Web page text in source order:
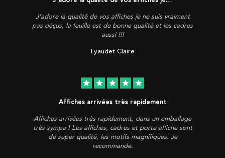
J'adore la qualité de vos affiches je ne suis vraiment
pas déçus, la feuille est de bonne qualité et les cadres
aussi !!!
Lyaudet Claire
star star star star star
Affiches arrivées très rapidement
Affiches arrivées très rapidement, dans un emballage
très sympa ! Les affiches, cadres et porte affiche sont
de super qualité, les motifs magnifiques. Je
recommande.